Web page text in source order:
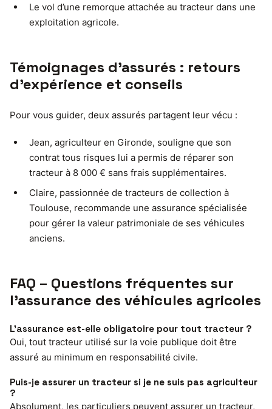
Le vol d’une remorque attachée au tracteur dans une
exploitation agricole.
Témoignages d’assurés : retours
d’expérience et conseils
Pour vous guider, deux assurés partagent leur vécu :
Jean, agriculteur en Gironde, souligne que son
contrat tous risques lui a permis de réparer son
tracteur à 8 000 € sans frais supplémentaires.
Claire, passionnée de tracteurs de collection à
Toulouse, recommande une assurance spécialisée
pour gérer la valeur patrimoniale de ses véhicules
anciens.
FAQ – Questions fréquentes sur
l’assurance des véhicules agricoles
L’assurance est-elle obligatoire pour tout tracteur ?
Oui, tout tracteur utilisé sur la voie publique doit être
assuré au minimum en responsabilité civile.
Puis-je assurer un tracteur si je ne suis pas agriculteur
?
Absolument, les particuliers peuvent assurer un tracteur,